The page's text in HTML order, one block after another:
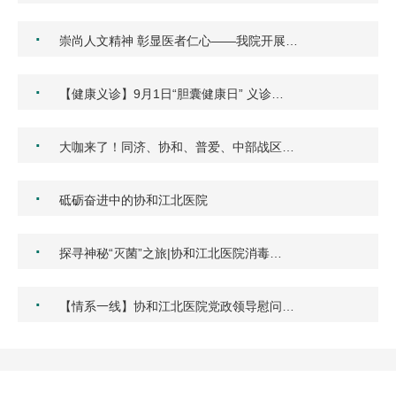
· 崇尚人文精神 彰显医者仁心——我院开展…
· 【健康义诊】9月1日“胆囊健康日” 义诊…
· 大咖来了！同济、协和、普爱、中部战区…
· 砥砺奋进中的协和江北医院
· 探寻神秘“灭菌”之旅|协和江北医院消毒…
· 【情系一线】协和江北医院党政领导慰问…